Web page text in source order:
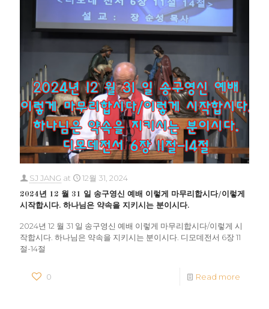
SJ JANG at 12월 31, 2024
2024년 12 월 31 일 송구영신 예배 이렇게 마무리합시다/이렇게
시작합시다. 하나님은 약속을 지키시는 분이시다.
2024년 12 월 31 일 송구영신 예배 이렇게 마무리합시다/이렇게 시
작합시다. 하나님은 약속을 지키시는 분이시다. 디모데전서 6장 11
절-14절
0 Read more